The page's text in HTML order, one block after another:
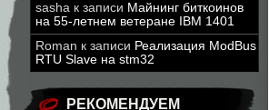
sasha к записи Майнинг биткоинов
на 55-летнем ветеране IBM 1401
Roman к записи Реализация ModBus
RTU Slave на stm32
РЕКОМЕНДУЕМ